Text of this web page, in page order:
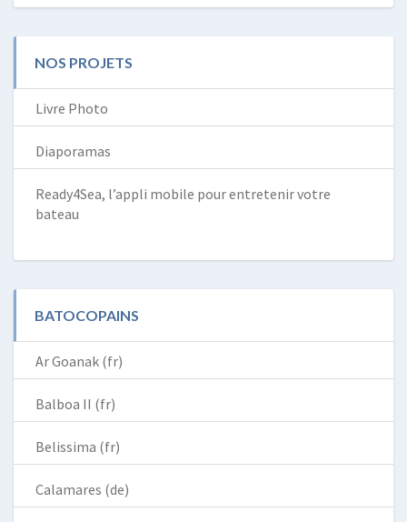
NOS PROJETS
Livre Photo
Diaporamas
Ready4Sea, l’appli mobile pour entretenir votre
bateau
BATOCOPAINS
Ar Goanak (fr)
Balboa II (fr)
Belissima (fr)
Calamares (de)